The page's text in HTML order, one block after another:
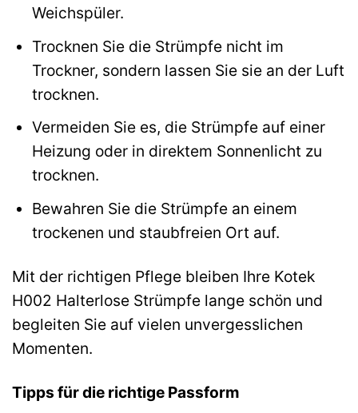
Weichspüler.
Trocknen Sie die Strümpfe nicht im
Trockner, sondern lassen Sie sie an der Luft
trocknen.
Vermeiden Sie es, die Strümpfe auf einer
Heizung oder in direktem Sonnenlicht zu
trocknen.
Bewahren Sie die Strümpfe an einem
trockenen und staubfreien Ort auf.
Mit der richtigen Pflege bleiben Ihre Kotek
H002 Halterlose Strümpfe lange schön und
begleiten Sie auf vielen unvergesslichen
Momenten.
Tipps für die richtige Passform